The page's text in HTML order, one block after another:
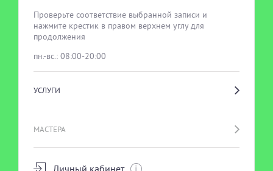
Проверьте соответствие выбранной записи и
нажмите крестик в правом верхнем углу для
продолжения
пн.-вс.: 08:00-20:00
УСЛУГИ
МАСТЕРА
Личный кабинет